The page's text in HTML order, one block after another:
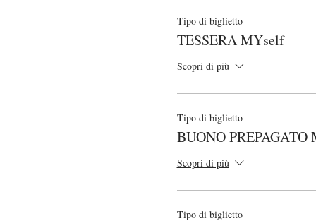
In caso annullamento da
- Se non potete venire alla
il venerdì prima della lezione
Tipo di biglietto
TESSERA MYself
Scopri di più
Tipo di biglietto
BUONO PREPAGATO
Scopri di più
Tipo di biglietto